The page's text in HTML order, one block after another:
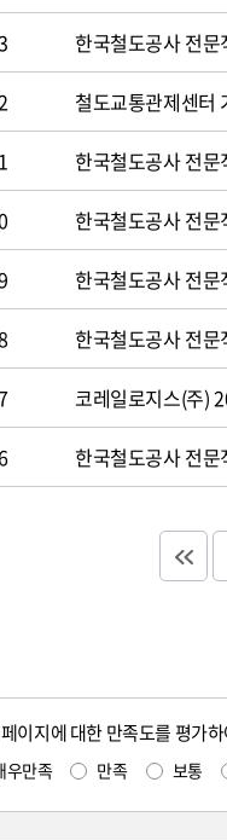
한국철도공사 전
철도교통관제센터
한국철도공사 전
한국철도공사 전
한국철도공사 전
한국철도공사 전
코레일로지스(주)
한국철도공사 전
이지에 대한 만족도를 평가
우만족 만족 보통